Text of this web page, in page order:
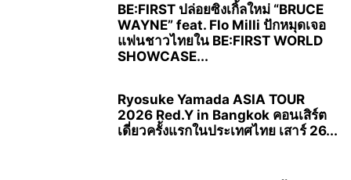
BE:FIRST ปล่อยซิงเกิ้ลใหม่ “BRUCE
WAYNE” feat. Flo Milli ปักหมุดเจอ
แฟนชาวไทยใน BE:FIRST WORLD
SHOWCASE...
Ryosuke Yamada ASIA TOUR
2026 Red.Y in Bangkok คอนเสิร์ต
เดี่ยวครั้งแรกในประเทศไทย เสาร์ 26...